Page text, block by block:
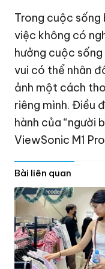
Trong cuộc sống
việc không có
hưởng cuộc
vui có thể nhân
ảnh một cách
riêng mình. Điều
hành của “người
ViewSonic M1
Bài liên quan